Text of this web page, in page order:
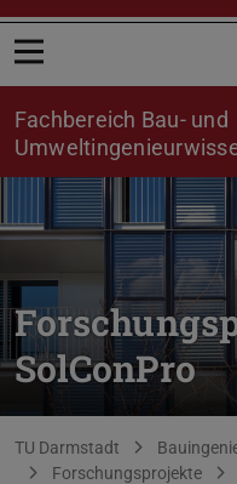
Menü öffnen
Fachbereich Bau- und
SolConPro
Sie befinden sich hier:
TU Darmstadt
Forschungsprojekte